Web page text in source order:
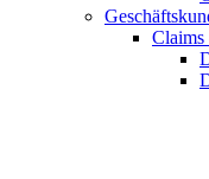
Claims